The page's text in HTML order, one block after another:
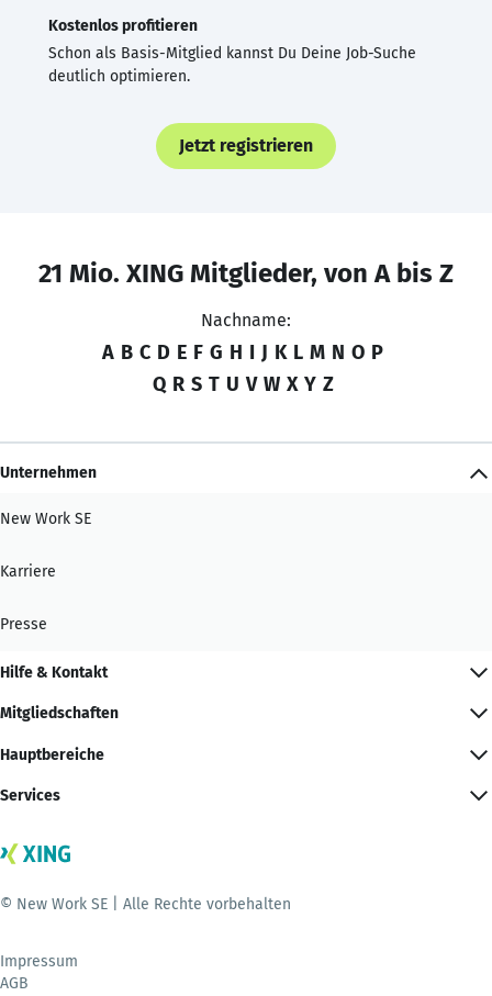
Kostenlos profitieren
Schon als Basis-Mitglied kannst Du Deine Job-Suche
deutlich optimieren.
Jetzt registrieren
21 Mio. XING Mitglieder, von A bis Z
Nachname:
A B C D E F G H I J K L M N O P
Q R S T U V W X Y Z
Unternehmen
New Work SE
Karriere
Presse
Hilfe & Kontakt
Mitgliedschaften
Hauptbereiche
Services
© New Work SE | Alle Rechte vorbehalten
Impressum
AGB